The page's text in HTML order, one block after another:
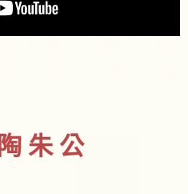
陶 朱 公